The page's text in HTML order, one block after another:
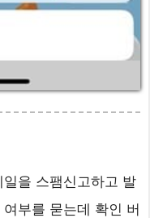
을 스팸신고하고 발
부를 묻는데 확인 버